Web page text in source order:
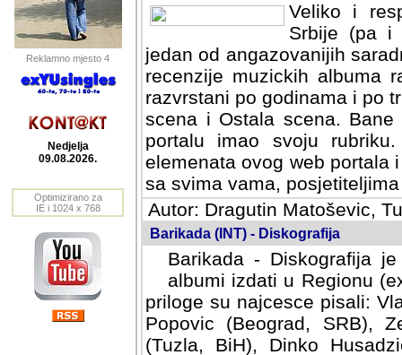
Reklamno mjesto 4
Nedjelja
09.08.2026.
Optimizirano za
IE i 1024 x 768
Veliko i
Srbije (pa i
jedan od angazovanijih
recenzije muzickih albuma
razvrstani po godinama i po
scena i Ostala scena.
portalu imao svoju
elemenata ovog web portala
sa svima vama,
Autor: Dragutin Matoševic,
Barikada (INT) - Diskografija
Barikada - Diskografija
albumi izdati u Regionu
priloge su najcesce pisali:
Popovic (Beograd, SRB),
(Tuzla, BiH), Dinko